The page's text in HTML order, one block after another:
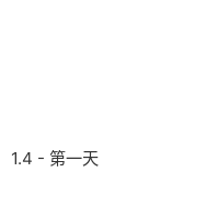
1.4 - 第一天